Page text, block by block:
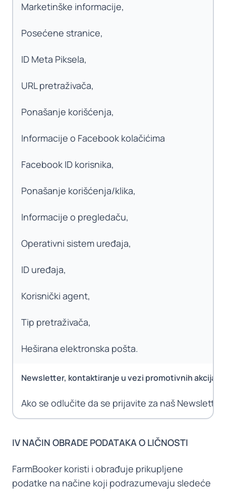
Marketinške informacije,
Posećene stranice,
ID Meta Piksela,
URL pretraživača,
Ponašanje korišćenja,
Informacije o Facebook kolačićima
Facebook ID korisnika,
Ponašanje korišćenja/klika,
Informacije o pregledaču,
Operativni sistem uređaja,
ID uređaja,
Korisnički agent,
Tip pretraživača,
Heširana elektronska pošta.
Newsletter, kontaktiranje u vezi promotivnih akcija i
Ako se odlučite da se prijavite za naš
IV NAČIN OBRADE PODATAKA O LIČNOSTI
FarmBooker koristi i obrađuje prikupljene
podatke na načine koji podrazumevaju sledeće